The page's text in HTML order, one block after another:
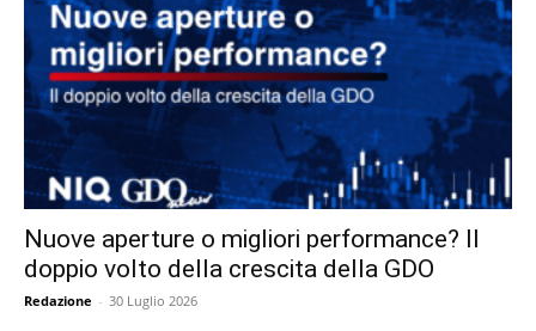
Nuove aperture o migliori performance? Il
doppio volto della crescita della GDO
Redazione - 30 Luglio 2026